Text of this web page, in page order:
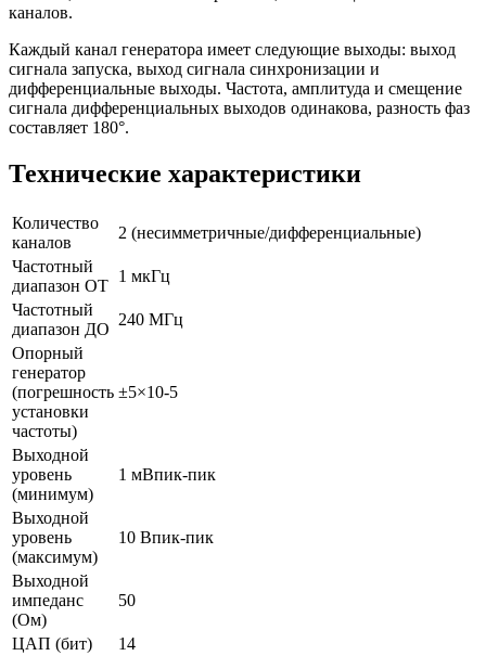
каналов.
Каждый канал генератора имеет следующие выходы: выход
сигнала запуска, выход сигнала синхронизации и
дифференциальные выходы. Частота, амплитуда и смещение
сигнала дифференциальных выходов одинакова, разность фаз
составляет 180°.
Технические характеристики
Количество
каналов
2 (несимметричные/дифференциальные)
Частотный
диапазон ОТ
1 мкГц
Частотный
диапазон ДО
240 МГц
Опорный
генератор
(погрешность
установки
частоты)
±5×10-5
Выходной
уровень
(минимум)
1 мВпик-пик
Выходной
уровень
(максимум)
10 Впик-пик
Выходной
импеданс
(Ом)
50
ЦАП (бит)
14